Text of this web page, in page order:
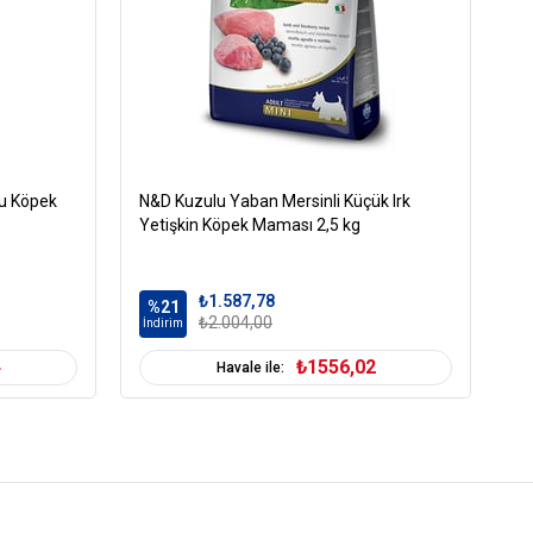
Köpek
N&D Kuzulu Yaban Mersinli Küçük Irk
Yetişkin Köpek Maması 2,5 kg
%21
İndirim
₺1.587,78
₺2.004,00
Havale ile: ₺1556,02